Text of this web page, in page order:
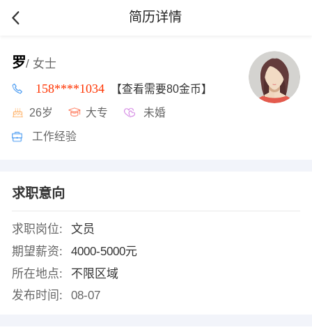
简历详情
罗/ 女士
158****1034 【查看需要80金币】
26岁 大专 未婚
工作经验
求职意向
求职岗位:
文员
期望薪资:
4000-5000元
所在地点:
不限区域
发布时间:
08-07